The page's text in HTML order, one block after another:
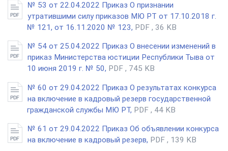
№ 53 от 22.04.2022 Приказ О признании
утратившими силу приказов МЮ РТ от 17.10.2018 г.
№ 121, от 16.11.2020 № 123, PDF , 36 KB
№ 54 от 25.04.2022 Приказ О внесении изменений в
приказ Министерства юстиции Республики Тыва от
10 июня 2019 г. № 50, PDF , 745 KB
№ 60 от 29.04.2022 Приказ О результатах конкурса
на включение в кадровый резерв государственной
гражданской службы МЮ РТ, PDF , 44 KB
№ 61 от 29.04.2022 Приказ Об объявлении конкурса
на включение в кадровый резерв, PDF , 139 KB